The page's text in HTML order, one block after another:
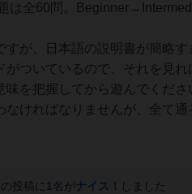
は全60問。
が、日本語の説明書が簡略す
ついているので、それを見
を把握してから遊んでくださ
ければなりませんが、全て
の投稿に 1 名がナイス！ しました